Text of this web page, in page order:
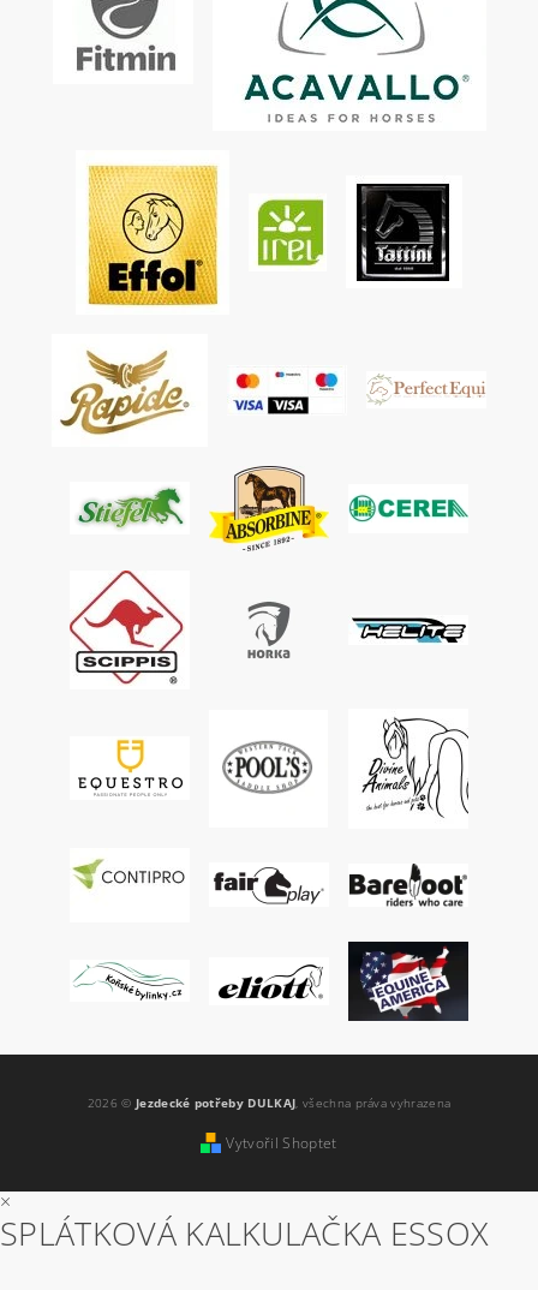
2026 © Jezdecké potřeby DULKAJ, všechna práva vyhrazena
Vytvořil Shoptet
×
SPLÁTKOVÁ KALKULAČKA ESSOX